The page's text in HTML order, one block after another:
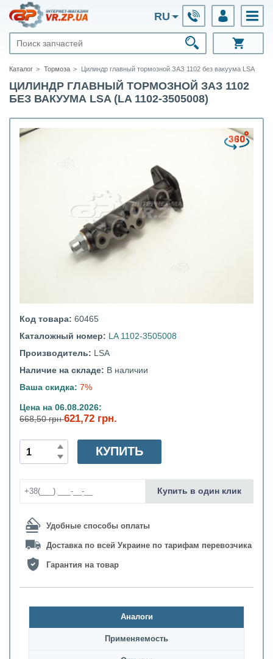
RU
Каталог Тормоза Цилиндр главный тормозной ЗАЗ 1102 без вакуума LSA
ЦИЛИНДР ГЛАВНЫЙ ТОРМОЗНОЙ ЗАЗ 1102
БЕЗ ВАКУУМА LSA (LA 1102-3505008)
Код товара: 60465
Каталожный номер: LA 1102-3505008
Производитель: LSA
Наличие на складе: В наличии
Ваша скидка: 7%
Цена на 06.08.2026:
668,50 грн621,72 грн.
Удобные способы оплаты
Доставка по всей Украине по тарифам перевозчика
Гарантия на товар
КУПИТЬ
Купить в один клик
Аналоги
Применяемость